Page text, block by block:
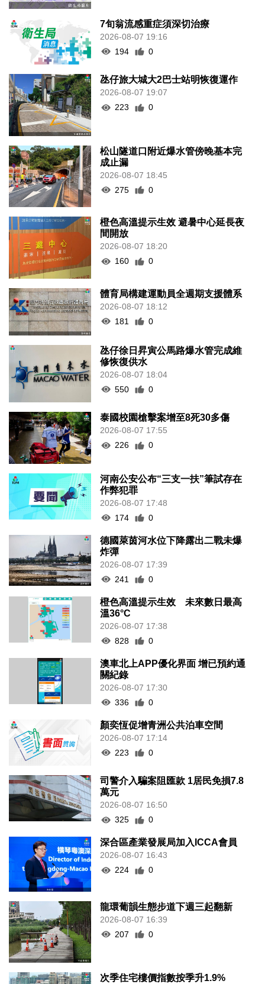
7旬翁流感重症須深切治療
2026-08-07 19:16
194
0
氹仔旅大城大2巴士站明恢復運作
2026-08-07 19:07
223
0
松山隧道口附近爆水管傍晚基本完
成止漏
2026-08-07 18:45
275
0
橙色高溫提示生效 避暑中心延長夜
間開放
2026-08-07 18:20
160
0
體育局構建運動員全週期支援體系
2026-08-07 18:12
181
0
氹仔徐日昇寅公馬路爆水管完成維
修恢復供水
2026-08-07 18:04
550
0
泰國校園槍擊案增至8死30多傷
2026-08-07 17:55
226
0
河南公安公布“三支一扶”筆試存在
作弊犯罪
2026-08-07 17:48
174
0
德國萊茵河水位下降露出二戰未爆
炸彈
2026-08-07 17:39
241
0
橙色高溫提示生效 未來數日最高
溫36°C
2026-08-07 17:38
828
0
澳車北上APP優化界面 增已預約通
關紀錄
2026-08-07 17:30
336
0
顏奕恆促增青洲公共泊車空間
2026-08-07 17:14
223
0
司警介入騙案阻匯款 1居民免損7.8
萬元
2026-08-07 16:50
325
0
深合區產業發展局加入ICCA會員
2026-08-07 16:43
224
0
龍環葡韻生態步道下週三起翻新
2026-08-07 16:39
207
0
次季住宅樓價指數按季升1.9%